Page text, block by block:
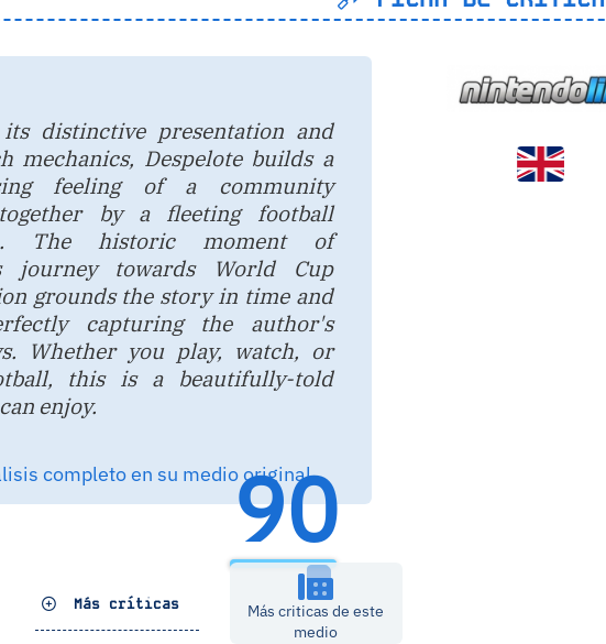
distinctive presentation and
mechanics, Despelote builds a
feeling of a community
by a fleeting football
The historic moment of
journey towards World Cup
grounds the story in time and
capturing the author's
Whether you play, watch, or
this is a beautifully-told
enjoy.
completo en su medio original
90
Más críticas
Más criticas de este
medio